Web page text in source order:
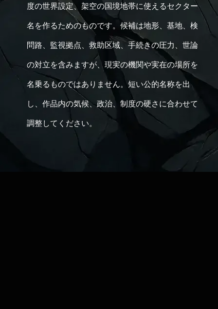
度の世界設定、架空の国境地帯に使えるセクター
名を作るためのものです。候補は地形、基地、検
問路、監視拠点、救助区域、手続きの圧力、世論
の対立を含みますが、現実の機関や実在の場所を
名乗るものではありません。短い公的名称を出
し、作品内の気候、政治、制度の硬さに合わせて
調整してください。